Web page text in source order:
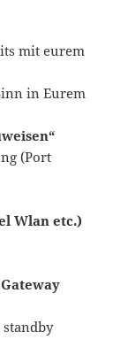
mit eurem
in Eurem
(Port
Wlan etc.)
Gateway